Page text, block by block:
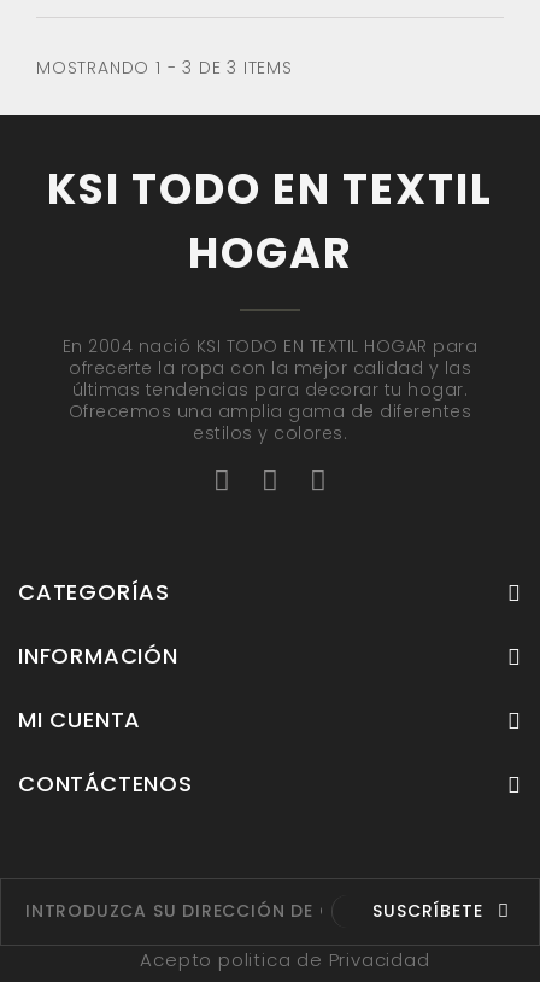
MOSTRANDO 1 - 3 DE 3 ITEMS
KSI TODO EN TEXTIL
HOGAR
En 2004 nació KSI TODO EN TEXTIL HOGAR para
ofrecerte la ropa con la mejor calidad y las
últimas tendencias para decorar tu hogar.
Ofrecemos una amplia gama de diferentes
estilos y colores.
CATEGORÍAS
INFORMACIÓN
MI CUENTA
CONTÁCTENOS
SUSCRÍBETE
Acepto politica de Privacidad